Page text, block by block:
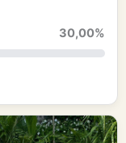
30,00%